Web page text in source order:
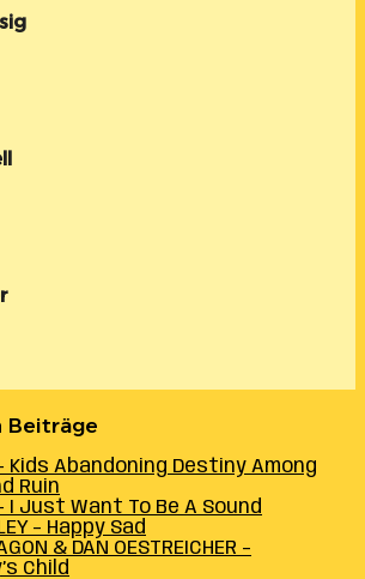
Beiträge
– Kids Abandoning Destiny Among
Ruin
– I Just Want To Be A Sound
– Happy Sad
& DAN OESTREICHER –
Child